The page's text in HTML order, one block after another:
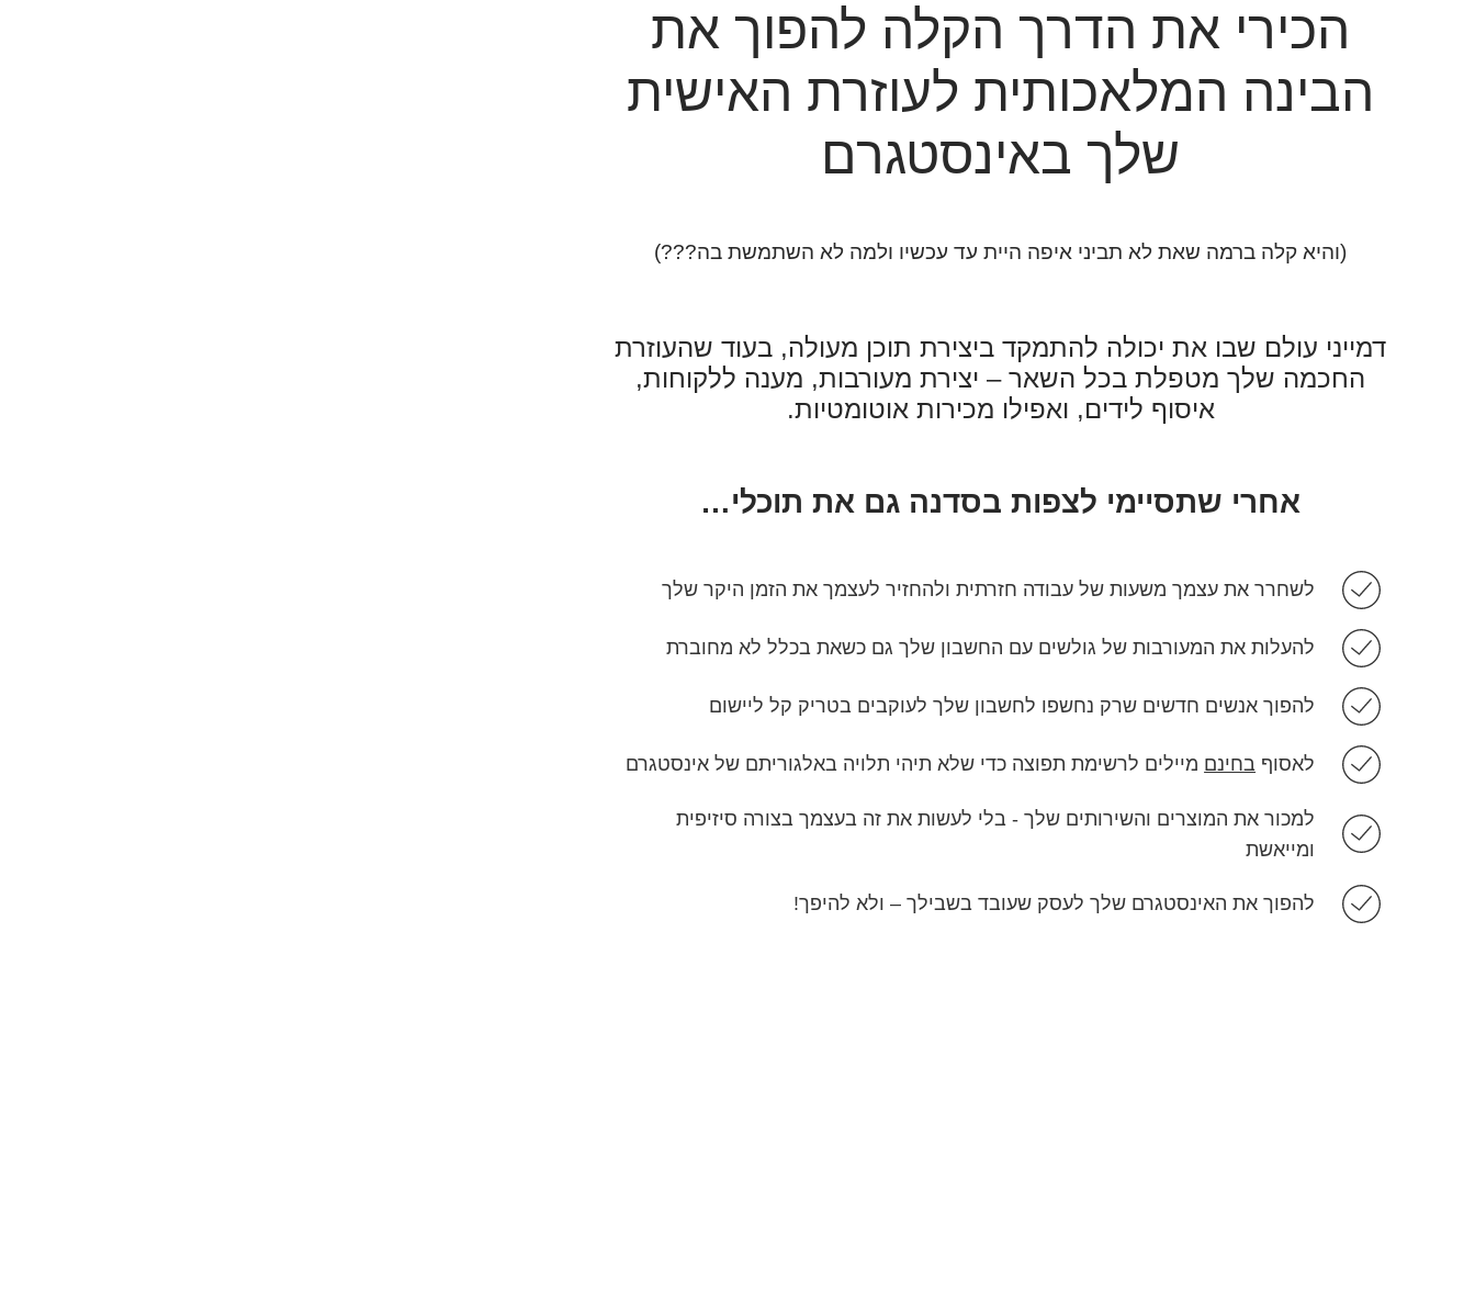
הכירי את הדרך הקלה להפוך את
הבינה המלאכותית לעוזרת האישית
שלך באינסטגרם
(והיא קלה ברמה שאת לא תביני איפה היית עד עכשיו ולמה לא השתמשת בה???)
דמייני עולם שבו את יכולה להתמקד ביצירת תוכן מעולה, בעוד שהעוזרת
החכמה שלך מטפלת בכל השאר – יצירת מעורבות, מענה ללקוחות,
איסוף לידים, ואפילו מכירות אוטומטיות.
אחרי שתסיימי לצפות בסדנה גם את תוכלי…
לשחרר את עצמך משעות של עבודה חזרתית ולהחזיר לעצמך את הזמן היקר שלך
להעלות את המעורבות של גולשים עם החשבון שלך גם כשאת בכלל לא מחוברת
להפוך אנשים חדשים שרק נחשפו לחשבון שלך לעוקבים בטריק קל ליישום
לאסוף בחינם מיילים לרשימת תפוצה כדי שלא תיהי תלויה באלגוריתם של אינסטגרם
למכור את המוצרים והשירותים שלך - בלי לעשות את זה בעצמך בצורה סיזיפית
ומייאשת
להפוך את האינסטגרם שלך לעסק שעובד בשבילך – ולא להיפך!